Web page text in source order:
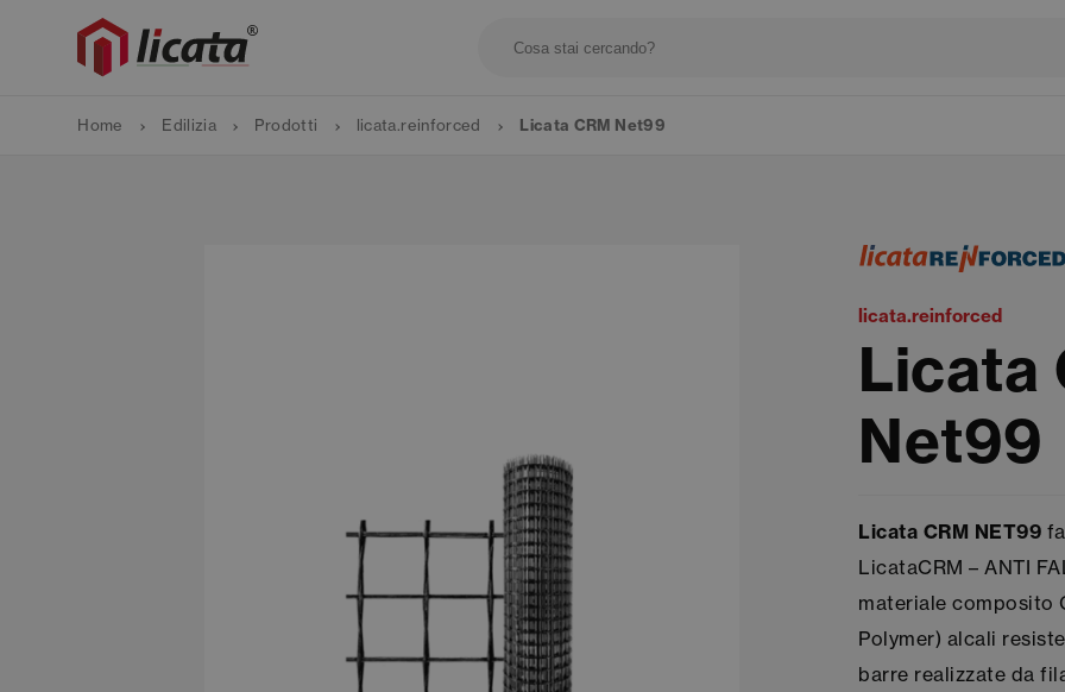
Home Edilizia Prodotti licata.reinforced Licata CRM Net99
licata.reinforced
Licata
Net99
Licata CRM NET99
LicataCRM – ANTI
materiale composito
Polymer) alcali
barre realizzate da